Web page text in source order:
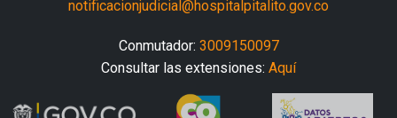
notificacionjudicial@hospitalpitalito.gov.co
Conmutador: 3009150097
Consultar las extensiones: Aquí